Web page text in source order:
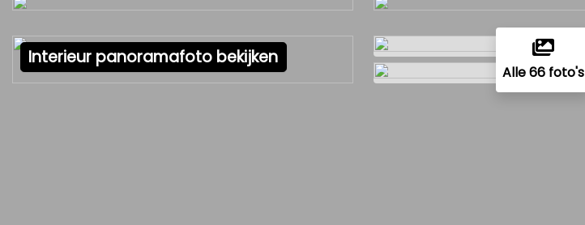
Alle 66 foto's
Interieur panoramafoto bekijken